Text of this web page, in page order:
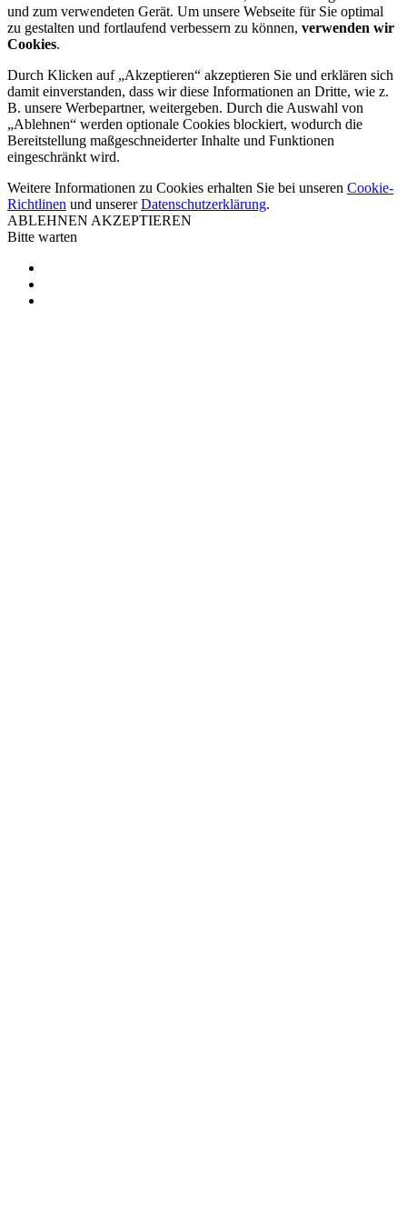
und zum verwendeten Gerät. Um unsere Webseite für Sie optimal
zu gestalten und fortlaufend verbessern zu können, verwenden wir
Cookies.
Durch Klicken auf „Akzeptieren“ akzeptieren Sie und erklären sich
damit einverstanden, dass wir diese Informationen an Dritte, wie z.
B. unsere Werbepartner, weitergeben. Durch die Auswahl von
„Ablehnen“ werden optionale Cookies blockiert, wodurch die
Bereitstellung maßgeschneiderter Inhalte und Funktionen
eingeschränkt wird.
Weitere Informationen zu Cookies erhalten Sie bei unseren Cookie-
Richtlinen und unsererDatenschutzerklärung.
ABLEHNEN AKZEPTIEREN
Bitte warten